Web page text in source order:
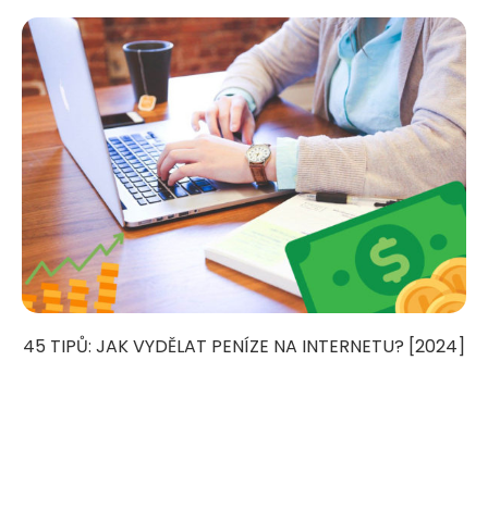
45 TIPŮ: JAK VYDĚLAT PENÍZE NA INTERNETU? [2024]